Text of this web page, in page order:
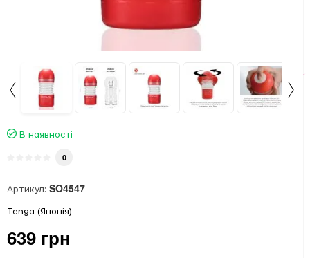
В наявності
0
Артикул: SO4547
Tenga (Японія)
639 грн